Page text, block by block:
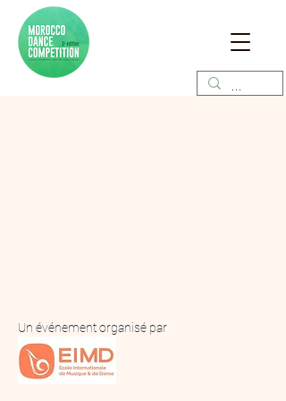
Un événement organisé par